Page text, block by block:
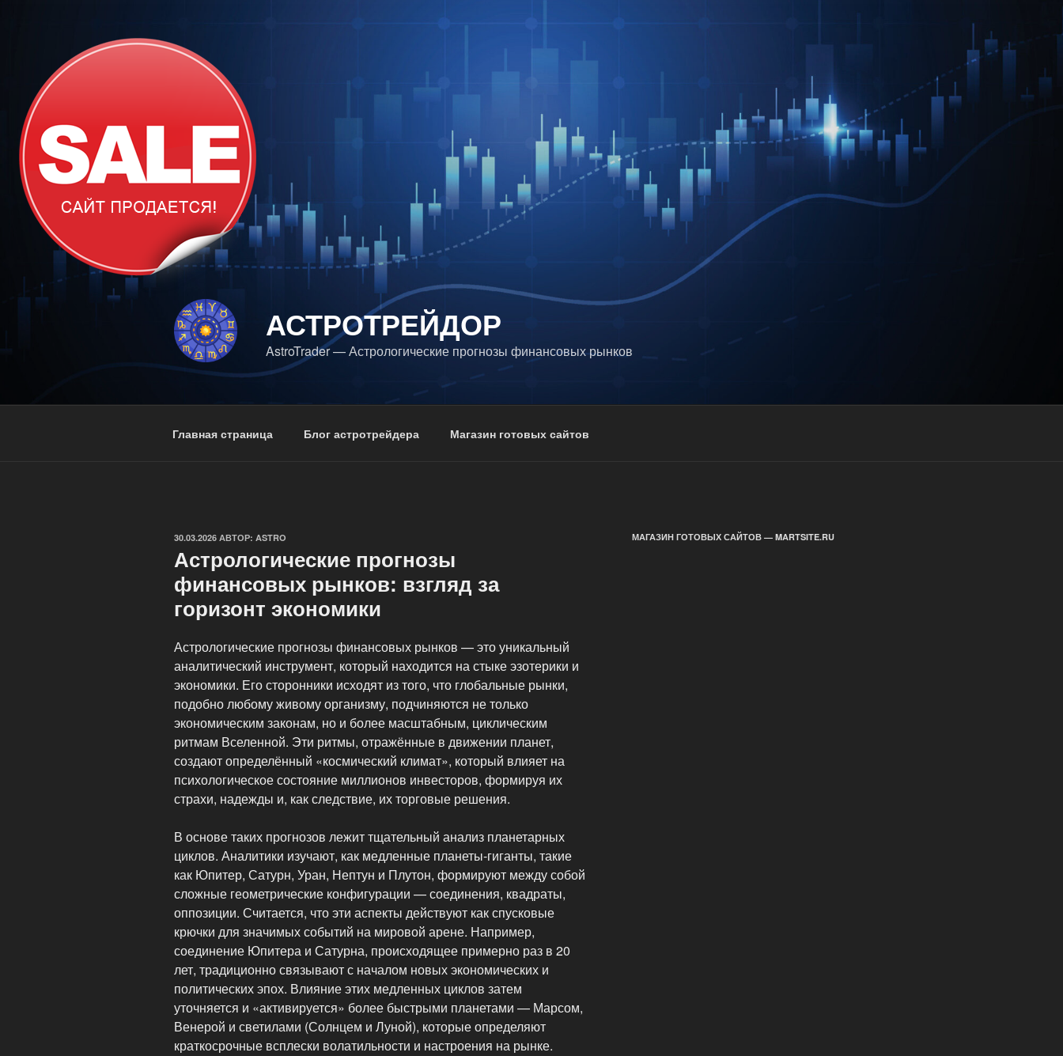
АСТРОТРЕЙДОР
AstroTrader — Астрологические прогнозы финансовых рынков
Главная страница Блог астротрейдера Магазин готовых сайтов
ОПУБЛИКОВАНО
30.03.2026 АВТОР: ASTRO
Астрологические прогнозы
финансовых рынков: взгляд за
горизонт экономики
Астрологические прогнозы финансовых рынков — это уникальный
аналитический инструмент, который находится на стыке эзотерики и
экономики. Его сторонники исходят из того, что глобальные рынки,
подобно любому живому организму, подчиняются не только
экономическим законам, но и более масштабным, циклическим
ритмам Вселенной. Эти ритмы, отражённые в движении планет,
создают определённый «космический климат», который влияет на
психологическое состояние миллионов инвесторов, формируя их
страхи, надежды и, как следствие, их торговые решения.
В основе таких прогнозов лежит тщательный анализ планетарных
циклов. Аналитики изучают, как медленные планеты-гиганты, такие
как Юпитер, Сатурн, Уран, Нептун и Плутон, формируют между собой
сложные геометрические конфигурации — соединения, квадраты,
оппозиции. Считается, что эти аспекты действуют как спусковые
крючки для значимых событий на мировой арене. Например,
соединение Юпитера и Сатурна, происходящее примерно раз в 20
лет, традиционно связывают с началом новых экономических и
политических эпох. Влияние этих медленных циклов затем
уточняется и «активируется» более быстрыми планетами — Марсом,
Венерой и светилами (Солнцем и Луной), которые определяют
краткосрочные всплески волатильности и настроения на рынке.
МАГАЗИН ГОТОВЫХ САЙТОВ — MARTSITE.RU